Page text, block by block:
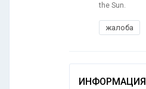
the Sun.
жалоба
ИНФОРМАЦИЯ